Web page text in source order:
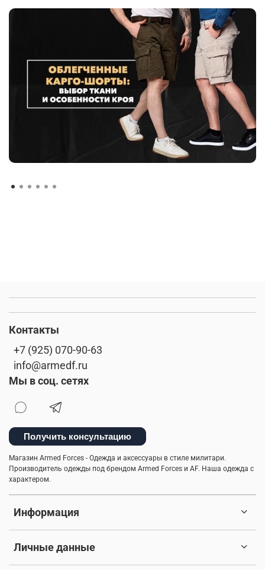
Информация
Личные данные
Контакты
+7 (925) 070-90-63
info@armedf.ru
Мы в соц. сетях
Получить консультацию
Магазин Armed Forces - Одежда и аксессуары в стиле милитари.
Производитель одежды под брендом Armed Forces и AF. Наша одежда с
характером.